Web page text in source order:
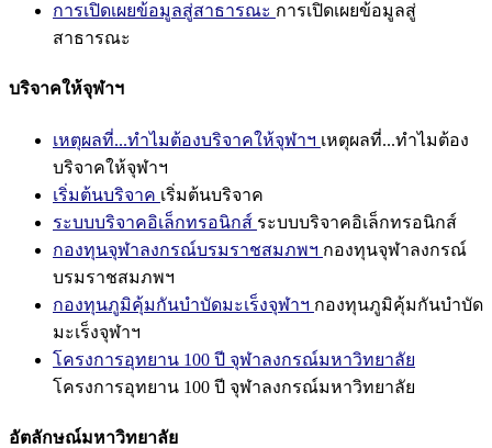
การเปิดเผยข้อมูลสู่สาธารณะ การเปิดเผยข้อมูลสู่
สาธารณะ
บริจาคให้จุฬาฯ
เหตุผลที่...ทำไมต้องบริจาคให้จุฬาฯ เหตุผลที่...ทำไมต้อง
บริจาคให้จุฬาฯ
เริ่มต้นบริจาค เริ่มต้นบริจาค
ระบบบริจาคอิเล็กทรอนิกส์ ระบบบริจาคอิเล็กทรอนิกส์
กองทุนจุฬาลงกรณ์บรมราชสมภพฯ กองทุนจุฬาลงกรณ์
บรมราชสมภพฯ
กองทุนภูมิคุ้มกันบำบัดมะเร็งจุฬาฯ กองทุนภูมิคุ้มกันบำบัด
มะเร็งจุฬาฯ
โครงการอุทยาน 100 ปี จุฬาลงกรณ์มหาวิทยาลัย
โครงการอุทยาน 100 ปี จุฬาลงกรณ์มหาวิทยาลัย
อัตลักษณ์มหาวิทยาลัย